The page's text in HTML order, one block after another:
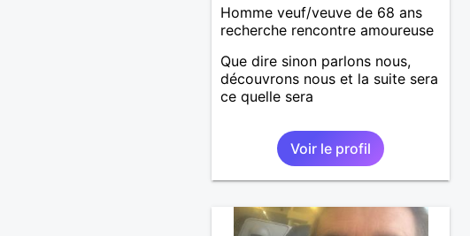
Homme veuf/veuve de 68 ans
recherche rencontre amoureuse
Que dire sinon parlons nous,
découvrons nous et la suite sera
ce quelle sera
Voir le profil